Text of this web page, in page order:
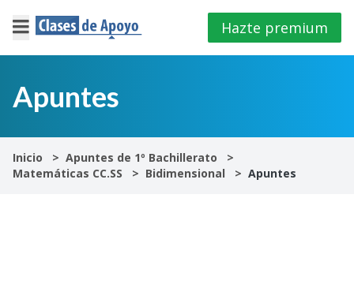
×
sesión
Hazte premium
Apuntes
Inicio
Apuntes de 1º Bachillerato
Matemáticas CC.SS
Bidimensional Apuntes